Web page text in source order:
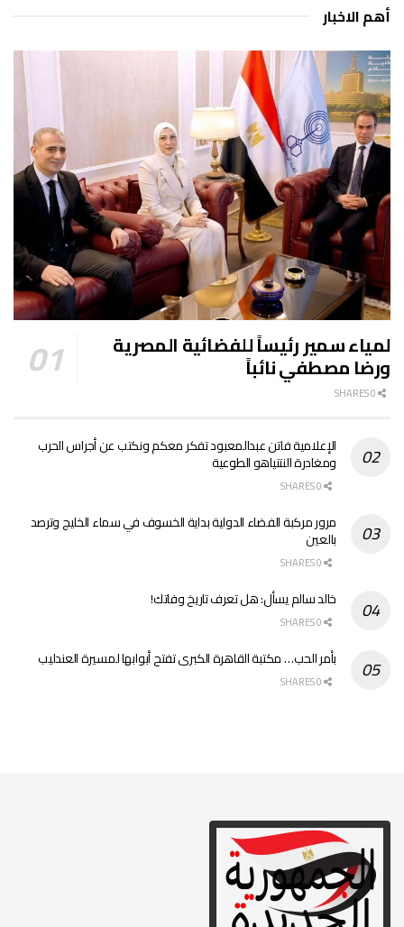
أهم الاخبار
لمياء سمير رئيساً للفضائية المصرية
ورضا مصطفي نائباً
الإعلامية فاتن عبدالمعبود تفكر معكم ونكتب عن أجراس الحرب
ومغادرة النتنياهو الطوعية
مرور مركبة الفضاء الدولية بداية الخسوف في سماء الخليج وترصد
بالعين
خالد سالم يسأل: هل تعرف تاريخ وفاتك!
بأمر الحب… مكتبة القاهرة الكبرى تفتح أبوابها لمسيرة العندليب